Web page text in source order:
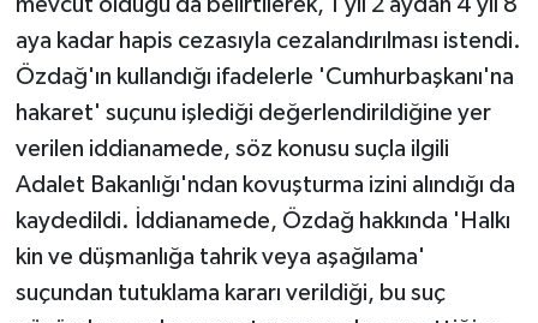
aya kadar hapis cezasıyla cezalandırılması istendi.
Özdağ'ın kullandığı ifadelerle 'Cumhurbaşkanı'na
hakaret' suçunu işlediği değerlendirildiğine yer
verilen iddianamede, söz konusu suçla ilgili
Adalet Bakanlığı'ndan kovuşturma izini alındığı da
kaydedildi. İddianamede, Özdağ hakkında 'Halkı
kin ve düşmanlığa tahrik veya aşağılama'
suçundan tutuklama kararı verildiği, bu suç